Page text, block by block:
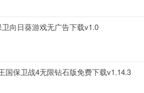
向日葵游戏无广告下载v1.0
国保卫战4无限钻石版免费下载v1.14.3